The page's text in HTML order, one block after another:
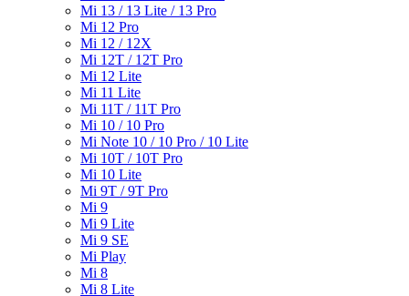
Mi 13 / 13 Lite / 13 Pro
Mi 12 Pro
Mi 12 / 12X
Mi 12T / 12T Pro
Mi 12 Lite
Mi 11 Lite
Mi 11T / 11T Pro
Mi 10 / 10 Pro
Mi Note 10 / 10 Pro / 10 Lite
Mi 10T / 10T Pro
Mi 10 Lite
Mi 9T / 9T Pro
Mi 9
Mi 9 Lite
Mi 9 SE
Mi Play
Mi 8
Mi 8 Lite